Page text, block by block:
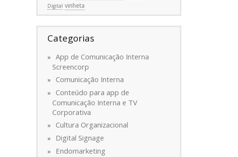
Digital vinheta
Categorias
App de Comunicação Interna
Screencorp
Comunicação Interna
Conteúdo para app de
Comunicação Interna e TV
Corporativa
Cultura Organizacional
Digital Signage
Endomarketing